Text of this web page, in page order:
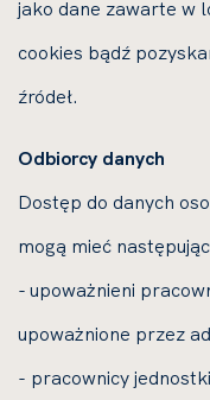
jako dane zawarte w
cookies bądź
źródeł.
Odbiorcy danych
Dostęp do danych
mogą mieć
- upoważnieni
upoważnione przez
- pracownicy